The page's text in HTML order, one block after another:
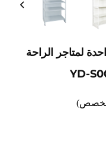
لمتاجر الراحة